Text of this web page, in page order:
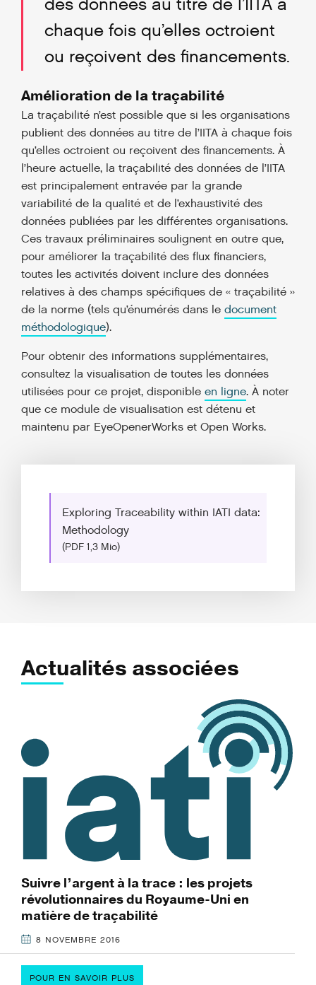
des données au titre de l’IITA à
chaque fois qu’elles octroient
ou reçoivent des financements.
Amélioration de la traçabilité
La traçabilité n’est possible que si les organisations
publient des données au titre de l’IITA à chaque fois
qu’elles octroient ou reçoivent des financements. À
l’heure actuelle, la traçabilité des données de l’IITA
est principalement entravée par la grande
variabilité de la qualité et de l’exhaustivité des
données publiées par les différentes organisations.
Ces travaux préliminaires soulignent en outre que,
pour améliorer la traçabilité des flux financiers,
toutes les activités doivent inclure des données
relatives à des champs spécifiques de « traçabilité »
de la norme (tels qu’énumérés dans le document
méthodologique).
Pour obtenir des informations supplémentaires,
consultez la visualisation de toutes les données
utilisées pour ce projet, disponible en ligne. À noter
que ce module de visualisation est détenu et
maintenu par EyeOpenerWorks et Open Works.
Exploring Traceability within IATI data:
Methodology
(PDF 1,3 Mio)
Actualités associées
Suivre l’argent à la trace : les projets
révolutionnaires du Royaume-Uni en
matière de traçabilité
8 NOVEMBRE 2016
POUR EN SAVOIR PLUS